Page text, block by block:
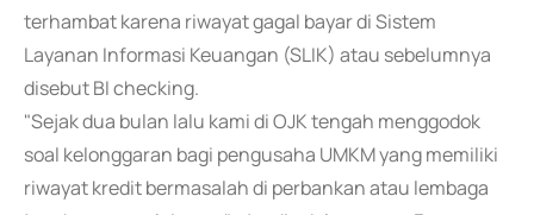
terhambat karena riwayat gagal bayar di Sistem
Layanan Informasi Keuangan (SLIK) atau sebelumnya
disebut BI checking.
"Sejak dua bulan lalu kami di OJK tengah menggodok
soal kelonggaran bagi pengusaha UMKM yang memiliki
riwayat kredit bermasalah di perbankan atau lembaga